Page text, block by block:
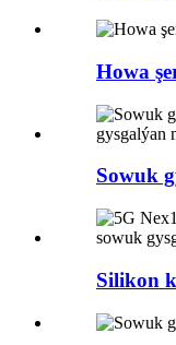
Howa
Sowuk
Silikon